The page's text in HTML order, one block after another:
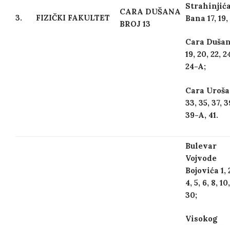
3. FIZIČKI FAKULTET
CARA DUŠANA
BROJ 13
Bana 17, 19,
Cara
19, 20, 22,
24-A;
Cara Uroša
33, 35, 37,
39-A, 41.
Bulevar
Vojvode
Bojovića 1,
4, 5, 6, 8, 10,
30;
Visokog